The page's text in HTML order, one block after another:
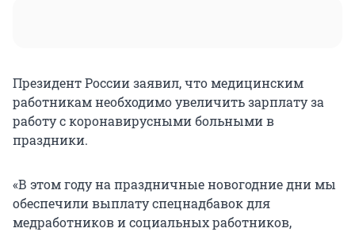
Президент России заявил, что медицинским
работникам необходимо увеличить зарплату за
работу с коронавирусными больными в
праздники.
«В этом году на праздничные новогодние дни мы
обеспечили выплату спецнадбавок для
медработников и социальных работников,